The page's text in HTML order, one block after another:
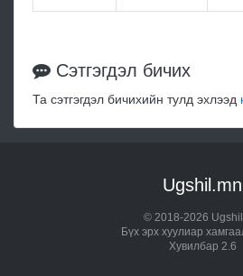
Сэтгэгдэл бичих
Та сэтгэгдэл бичихийн тулд эхлээд
Ugshil.mn
© 2018-2026
Бүх эрх хуулиар
Хувилбар 2.6